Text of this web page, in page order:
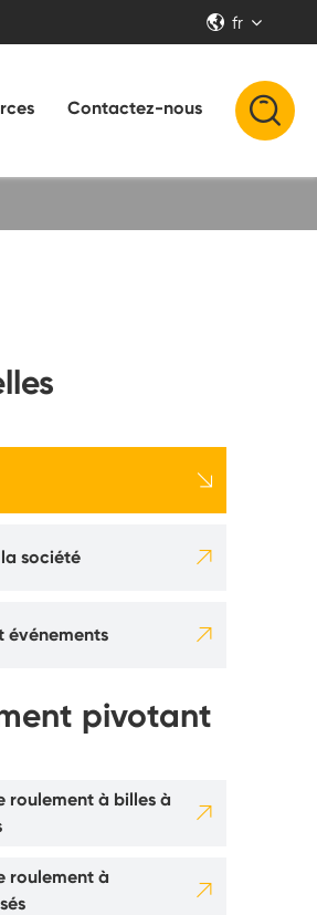
 fr
Contactez-nous 

société 
événements 
pivotant
roulement à billes à

roulement à
